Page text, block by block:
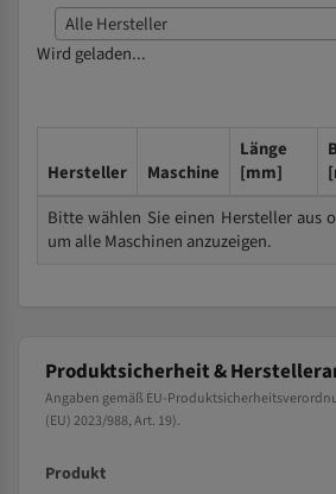
Alle Hersteller
Wird geladen...
Hersteller Maschine
Länge
[mm]
Bitte wählen Sie einen Hersteller aus
um alle Maschinen anzuzeigen.
Produktsicherheit &
Angaben gemäß EU-
(EU) 2023/988, Art. 19).
Produkt